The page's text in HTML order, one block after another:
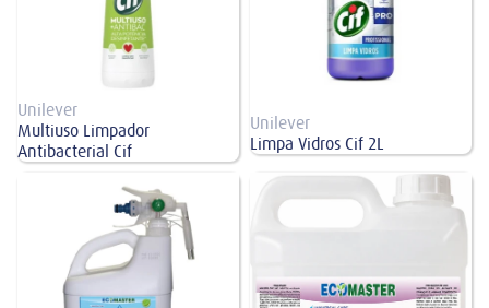
Unilever
Multiuso Limpador
Antibacterial Cif
Unilever
Limpa Vidros Cif 2L
Master Peroxy Facility Easy 2 Dose
Master Oxy AC Multi Limpador 5L